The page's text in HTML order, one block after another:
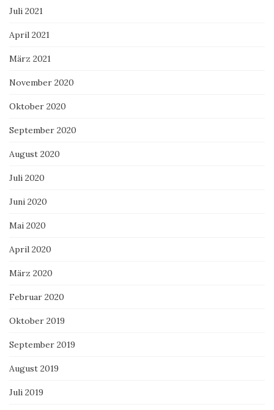
Juli 2021
April 2021
März 2021
November 2020
Oktober 2020
September 2020
August 2020
Juli 2020
Juni 2020
Mai 2020
April 2020
März 2020
Februar 2020
Oktober 2019
September 2019
August 2019
Juli 2019